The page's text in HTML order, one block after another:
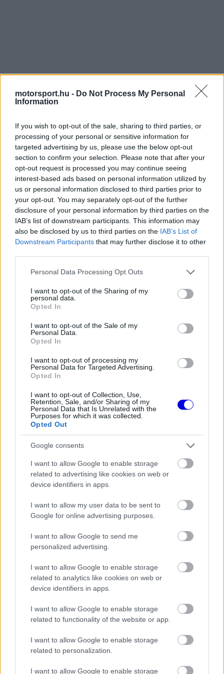
motorsport.hu - Do Not Process My Personal
Information
If you wish to opt-out of the sale, sharing to third parties, or
processing of your personal or sensitive information for
targeted advertising by us, please use the below opt-out
section to confirm your selection. Please note that after your
opt-out request is processed you may continue seeing
interest-based ads based on personal information utilized by
us or personal information disclosed to third parties prior to
your opt-out. You may separately opt-out of the further
disclosure of your personal information by third parties on the
IAB’s list of downstream participants. This information may
also be disclosed by us to third parties on the IAB’s List of
Downstream Participants that may further disclose it to other
Please note that this website/app uses one or more Google
not limited to your visit or usage behaviour. You may click to
grant or deny consent to Google and its third-party tags to
use your data for below specified purposes in below Google
consent section.
Personal Data Processing Opt Outs
I want to opt-out of the Sharing of my
personal data.
Opted In
I want to opt-out of the Sale of my
Personal Data.
Opted In
I want to opt-out of processing my
Personal Data for Targeted Advertising.
Opted In
I want to opt-out of Collection, Use,
Retention, Sale, and/or Sharing of my
Personal Data that Is Unrelated with the
Purposes for which it was collected.
Opted Out
Google consents
I want to allow Google to enable storage
related to advertising like cookies on web or
device identifiers in apps.
I want to allow my user data to be sent to
Google for online advertising purposes.
I want to allow Google to send me
personalized advertising.
I want to allow Google to enable storage
related to analytics like cookies on web or
device identifiers in apps.
I want to allow Google to enable storage
related to functionality of the website or app.
I want to allow Google to enable storage
related to personalization.
I want to allow Google to enable storage
A versenynaptár azonban most egy olyan kihívást
állít elé, amelyet a múltbeli eredmények alapján
nem szabad alábecsülni. Spielberg sosem
tartozott Hamilton legerősebb helyszínei közé, a
Red Bull Ring ugyanis többször is olyan
akadályokat gördített elé, amelyek
megakadályozták a kiemelkedő szereplését.
A számok igen beszédesek
Scuderia Fans
beszédes képet mutatnak. A csapattársak elleni
időmérős párharcokban Hamilton mindössze hat
győzelmet aratott a tizennégyből ezen a pályán,
ami alig negyvenhárom százalékos sikert jelent.
Ez a mutató még kirívóbb, ha figyelembe
vesszük, hogy a brit versenyző szombatonként
szinte mindig kiemelkedőt nyújtott a nyomás alatt.
Bárki is ült a másik autóban az évek során,
Hamilton általában felülkerekedett a döntő
Stroll spielbergi időmérős mérlege még ennél is